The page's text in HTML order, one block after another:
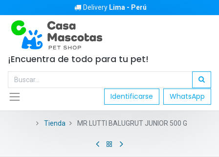
Delivery Lima - Perú
¡Encuentra de todo para tu pet!
Identificarse WhatsApp
Tienda MR LUTTI BALUGRUT JUNIOR 500 G